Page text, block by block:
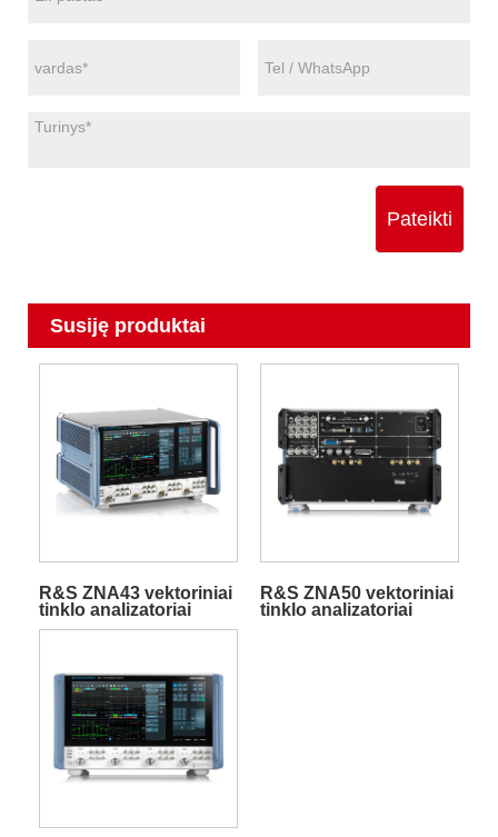
Pateikti
Susiję produktai
R&S ZNA43 vektoriniai
tinklo analizatoriai
R&S ZNA50 vektoriniai
tinklo analizatoriai